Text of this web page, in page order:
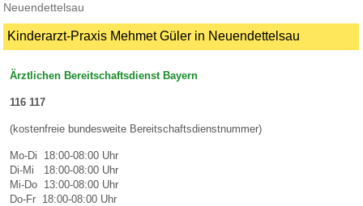
Neuendettelsau
Kinderarzt-Praxis Mehmet Güler in Neuendettelsau
Ärztlichen Bereitschaftsdienst Bayern
116 117
(kostenfreie bundesweite Bereitschaftsdienstnummer)
Mo-Di 18:00-08:00 Uhr
Di-Mi 18:00-08:00 Uhr
Mi-Do 13:00-08:00 Uhr
Do-Fr 18:00-08:00 Uhr